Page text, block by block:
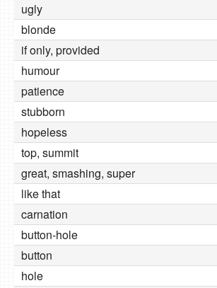
ugly
blonde
if only, provided
humour
patience
stubborn
hopeless
top, summit
great, smashing, super
like that
carnation
button-hole
button
hole